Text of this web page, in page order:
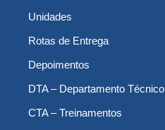
Unidades
Rotas de Entrega
Depoimentos
DTA – Departamento Técnico
CTA – Treinamentos